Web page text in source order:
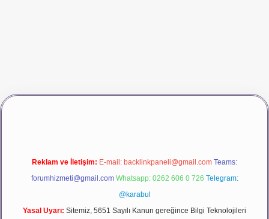
vdcasino girişbetexper
Reklam ve İletişim: E-mail: backlinkpaneli@gmail.com Teams:
forumhizmeti@gmail.com Whatsapp: 0262 606 0 726 Telegram:
@karabul
Yasal Uyarı: Sitemiz, 5651 Sayılı Kanun gereğince Bilgi Teknolojileri